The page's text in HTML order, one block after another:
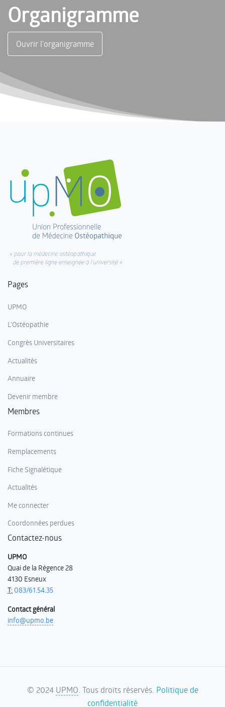
Organigramme
Ouvrir l'organigramme
Pages
UPMO
L'Ostéopathie
Congrès Universitaires
Actualités
Annuaire
Devenir membre
Membres
Formations continues
Remplacements
Fiche Signalétique
Actualités
Me connecter
Coordonnées perdues
Contactez-nous
UPMO
Quai de la Régence 28
4130 Esneux
T: 083/61.54.35
Contact général
info@upmo.be
© 2024 UPMO . Tous droits réservés. Politique de
confidentialité